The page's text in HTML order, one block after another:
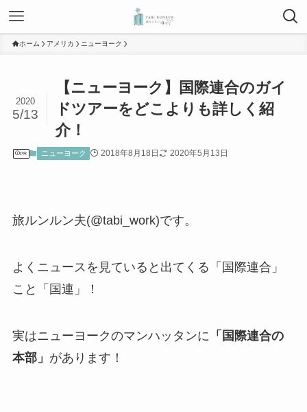
ホーム アメリカ ニューヨーク
【ニューヨーク】国際連合のガイ
ドツアーをどこよりも詳しく紹
介！
2020
5/13
PR ニューヨーク 2018年8月18日 2020年5月13日
旅ルンルン夫(@tabi_work)です。
よくニュースを見ていると出てくる「国際連合」
こと「国連」！
実はニューヨークのマンハッタンに 「国際連合の
本部」 があります！